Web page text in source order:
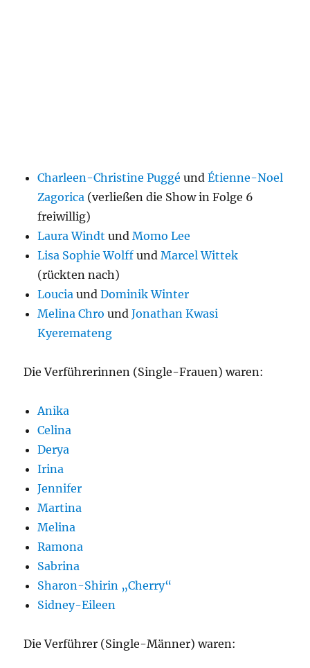
Charleen-Christine Puggé undÉtienne-Noel
Zagorica (verließen die Show in Folge 6
freiwillig)
Laura Windt undMomo Lee
Lisa Sophie Wolff undMarcel Wittek
(rückten nach)
Loucia undDominik Winter
Melina Chro undJonathan Kwasi
Kyeremateng
Die Verführerinnen (Single-Frauen) waren:
Anika
Celina
Derya
Irina
Jennifer
Martina
Melina
Ramona
Sabrina
Sharon-Shirin „Cherry“
Sidney-Eileen
Die Verführer (Single-Männer) waren: